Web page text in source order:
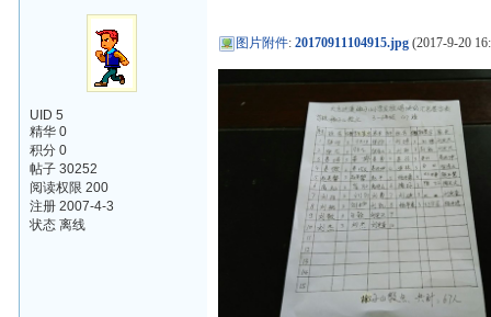
UID 5
精华 0
积分 0
帖子 30252
阅读权限 200
注册 2007-4-3
状态 离线
图片附件:20170911104915.jpg (2017-9-20